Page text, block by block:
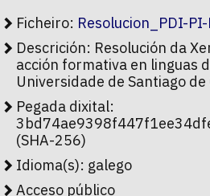
Ficheiro: Resolucion_PDI-
Descrición: Resolución da
acción formativa en linguas
Universidade de Santiago
Pegada dixital:
(SHA-256)
Idioma(s): galego
Acceso público